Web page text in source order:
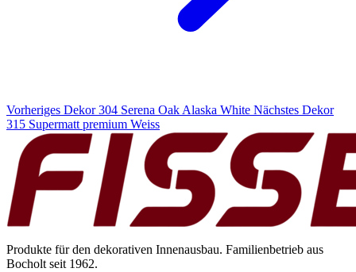
Vorheriges Dekor 304 Serena Oak Alaska White Nächstes Dekor
315 Supermatt premium Weiss
Produkte für den dekorativen Innenausbau. Familienbetrieb aus
Bocholt seit 1962.